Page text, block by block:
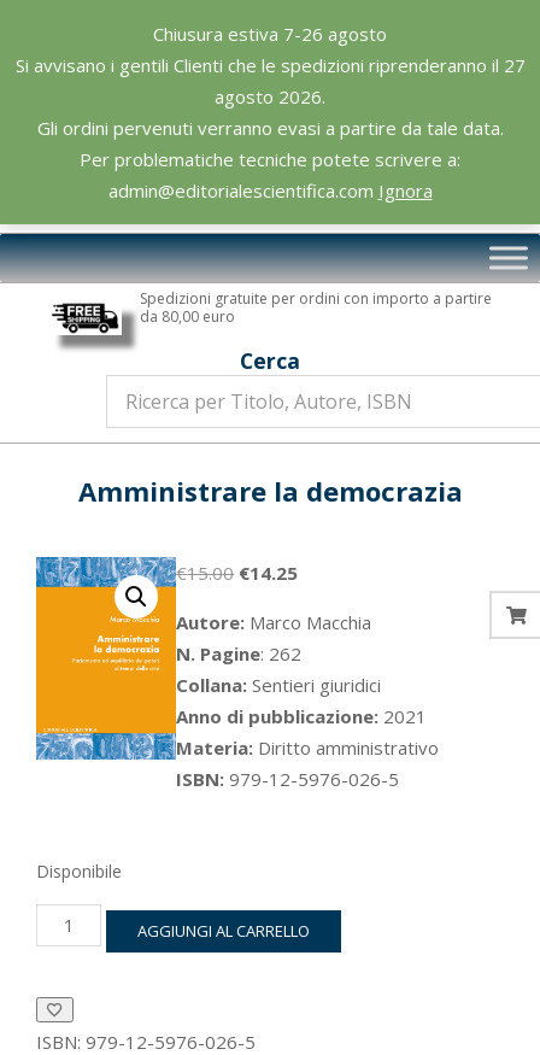
Chiusura estiva 7-26 agosto
Si avvisano i gentili Clienti che le spedizioni riprenderanno il 27
agosto 2026.
Gli ordini pervenuti verranno evasi a partire da tale data.
Per problematiche tecniche potete scrivere a:
admin@editorialescientifica.com Ignora
content
Editoriale
Scientifica
Primary
Navigation
Spedizioni gratuite per ordini con importo a partire
da 80,00 euro
Cerca
Amministrare la democrazia
€15.00 Il
originale
era:
€15.00.
€14.25Il
attuale
è:
€14.25.
Autore: Marco Macchia
N. Pagine: 262
Collana: Sentieri giuridici
Anno di pubblicazione: 2021
Materia: Diritto amministrativo
ISBN: 979-12-5976-026-5
Disponibile
Amministrare
la
AGGIUNGI AL CARRELLO
ISBN: 979-12-5976-026-5